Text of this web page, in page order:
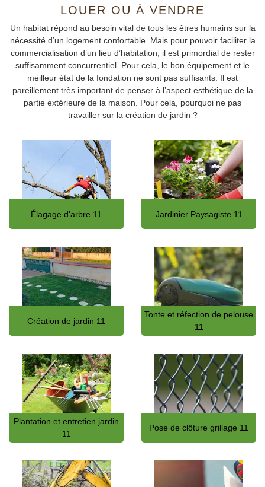
LOUER OU À VENDRE
Un habitat répond au besoin vital de tous les êtres humains sur la
nécessité d’un logement confortable. Mais pour pouvoir faciliter la
commercialisation d’un lieu d’habitation, il est primordial de rester
suffisamment concurrentiel. Pour cela, le bon équipement et le
meilleur état de la fondation ne sont pas suffisants. Il est
pareillement très important de penser à l’aspect esthétique de la
partie extérieure de la maison. Pour cela, pourquoi ne pas
travailler sur la création de jardin ?
Élagage d'arbre 11 Jardinier Paysagiste 11
Création de jardin 11
Tonte et réfection de pelouse
11
Plantation et entretien jardin
11
Pose de clôture grillage 11